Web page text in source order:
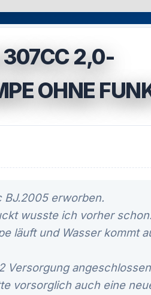
307CC 2,0-
OHNE
BJ.2005 erworben.
wusste ich vorher schon.
läuft und Wasser kommt
Versorgung
vorsorglich auch eine